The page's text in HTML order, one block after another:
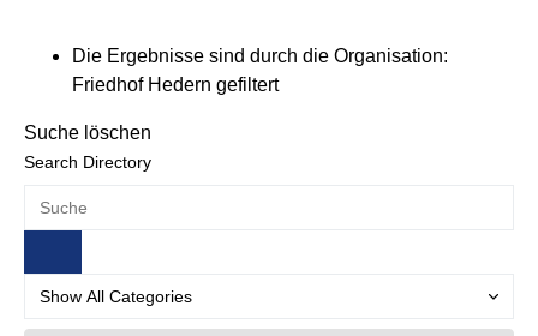
Die Ergebnisse sind durch die Organisation:
Friedhof Hedern gefiltert
Suche löschen
Search Directory